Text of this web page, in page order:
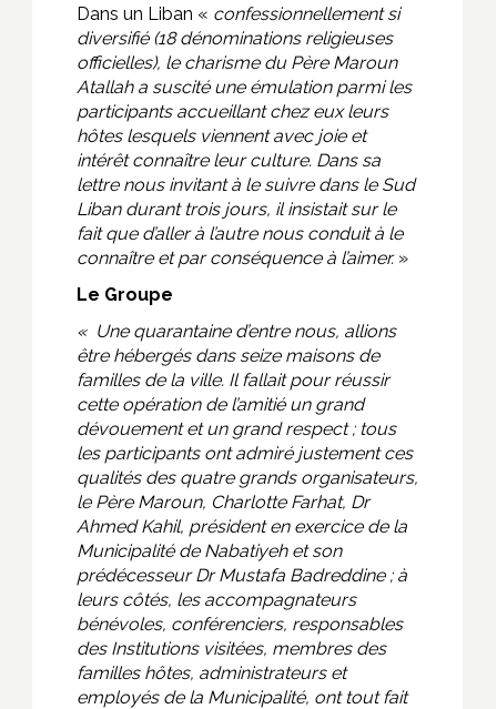
Dans un Liban « confessionnellement si
diversifié (18 dénominations religieuses
officielles), le charisme du Père Maroun
Atallah a suscité une émulation parmi les
participants accueillant chez eux leurs
hôtes lesquels viennent avec joie et
intérêt connaître leur culture. Dans sa
lettre nous invitant à le suivre dans le Sud
Liban durant trois jours, il insistait sur le
fait que d’aller à l’autre nous conduit à le
connaître et par conséquence à l’aimer.»
Le Groupe
« Une quarantaine d’entre nous, allions
être hébergés dans seize maisons de
familles de la ville. Il fallait pour réussir
cette opération de l’amitié un grand
dévouement et un grand respect ; tous
les participants ont admiré justement ces
qualités des quatre grands organisateurs,
le Père Maroun, Charlotte Farhat, Dr
Ahmed Kahil, président en exercice de la
Municipalité de Nabatiyeh et son
prédécesseur Dr Mustafa Badreddine ; à
leurs côtés, les accompagnateurs
bénévoles, conférenciers, responsables
des Institutions visitées, membres des
familles hôtes, administrateurs et
employés de la Municipalité, ont tout fait